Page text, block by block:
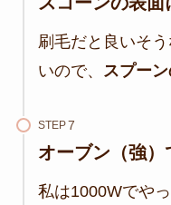
刷毛だと良いそ
いので、 スプー
STEP
オーブン（強）
私は1000Wでやっ